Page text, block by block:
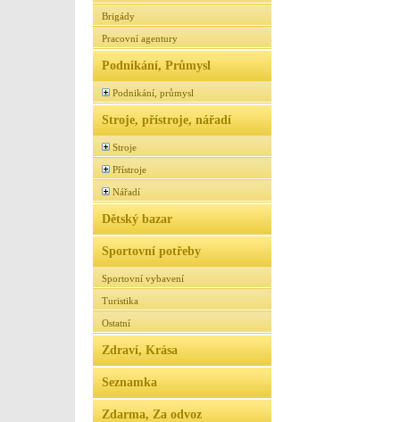
Brigády
Pracovní agentury
Podnikání, Průmysl
Podnikání, průmysl
Stroje, přístroje, nářadí
Stroje
Přístroje
Nářadí
Dětský bazar
Sportovní potřeby
Sportovní vybavení
Turistika
Ostatní
Zdraví, Krása
Seznamka
Zdarma, Za odvoz